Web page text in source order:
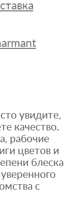
увидите,
качество.
рабочие
цветов и
блеска
с